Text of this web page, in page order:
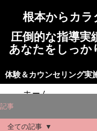
根本からカラ
圧倒的な指導実
あなたをしっか
体験＆カウンセリング実
ホーム
トレーニングの流れ
記事
全ての記事